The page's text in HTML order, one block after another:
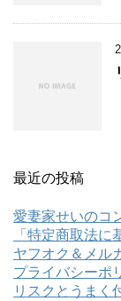
最近の投稿
愛妻家せいのコ
「特定商取法
ヤフオク＆メル
プライバシーポ
リスクとうまく